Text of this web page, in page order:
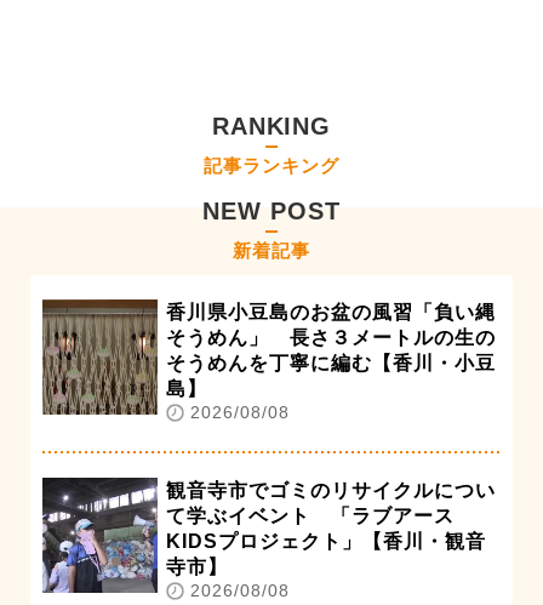
RANKING
記事ランキング
NEW POST
新着記事
香川県小豆島のお盆の風習「負い縄
そうめん」 長さ３メートルの生の
そうめんを丁寧に編む【香川・小豆
島】
2026/08/08
観音寺市でゴミのリサイクルについ
て学ぶイベント 「ラブアース
KIDSプロジェクト」【香川・観音
寺市】
2026/08/08